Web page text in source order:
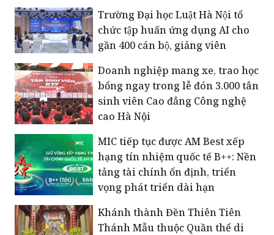
Trường Đại học Luật Hà Nội tổ
chức tập huấn ứng dụng AI cho
gần 400 cán bộ, giảng viên
Doanh nghiệp mang xe, trao học
bổng ngay trong lễ đón 3.000 tân
sinh viên Cao đẳng Công nghệ
cao Hà Nội
MIC tiếp tục được AM Best xếp
hạng tín nhiệm quốc tế B++: Nền
tảng tài chính ổn định, triển
vọng phát triển dài hạn
Khánh thành Đền Thiên Tiên
Thánh Mẫu thuộc Quần thể di